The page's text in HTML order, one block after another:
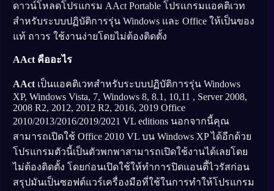
ดาวน์โหลดโปรแกรม AAct Portable โปรแกรมแอคติเวท
สำหรับระบบปฏิบัติการรุ่น Windows และ Office ให้เป็นของ
แท้ ถาวร ใช้งานง่ายโดยไม่ต้องติดตั้ง
AAct คืออะไร
AAct เป็นแอคติเวทสำหรับระบบปฏิบัติการรุ่น Windows
XP, Windows Vista, 7, Windows 8, 8.1, 10,11 , Server 2008,
2008 R2, 2012, 2012 R2, 2016, 2019 Office
2010/2013/2016/2019/2021 VL editions นอกจากนี้คุณ
สามารถเปิดใช้ Office 2010 VL บน Windows XP ได้อีกด้วย
โปรแกรมตัวนี้เป็นตัวพกพาสามารถเปิดใช้งานได้เลยโดย
ไม่ต้องติดตั้ง โดยก่อนเปิดใช้ให้ทำการปิดแอนตี้ไวรัสก่อน
สรุปมันเป็นซอฟต์แวร์เครื่องมือที่ใช้ในการทำให้โปรแกรม